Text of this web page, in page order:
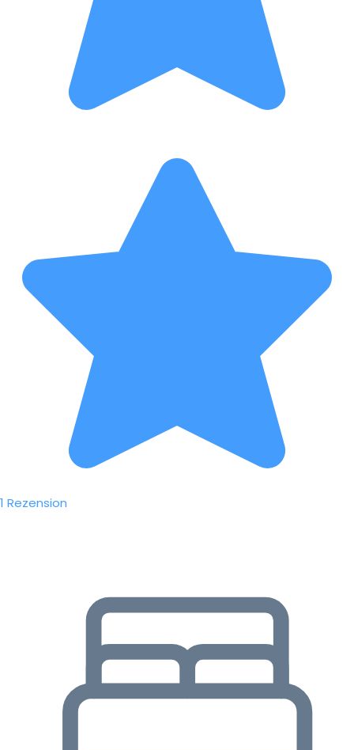
1 Rezension